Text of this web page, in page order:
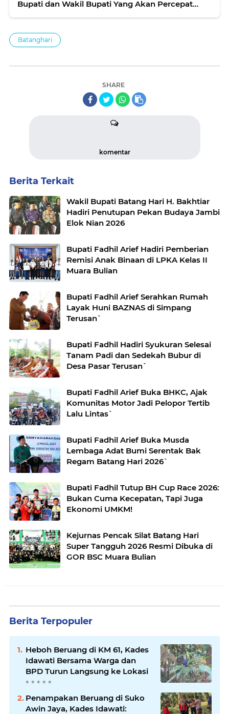
Bupati dan Wakil Bupati Yang Akan Percepat
Batanghari
SHARE
komentar
Berita Terkait
Wakil Bupati Batang Hari H. Bakhtiar
Hadiri Penutupan Pekan Budaya Jambi
Elok Nian 2026
Bupati Fadhil Arief Hadiri Pemberian
Remisi Anak Binaan di LPKA Kelas II
Muara Bulian
Bupati Fadhil Arief Serahkan Rumah
Layak Huni BAZNAS di Simpang
Terusan`
Bupati Fadhil Hadiri Syukuran Selesai
Tanam Padi dan Sedekah Bubur di
Desa Pasar Terusan`
Bupati Fadhil Arief Buka BHKC, Ajak
Komunitas Motor Jadi Pelopor Tertib
Lalu Lintas`
Bupati Fadhil Arief Buka Musda
Lembaga Adat Bumi Serentak Bak
Regam Batang Hari 2026`
Bupati Fadhil Tutup BH Cup Race 2026:
Bukan Cuma Kecepatan, Tapi Juga
Ekonomi UMKM!
Kejurnas Pencak Silat Batang Hari
Super Tangguh 2026 Resmi Dibuka di
GOR BSC Muara Bulian
Berita Terpopuler
Heboh Beruang di KM 61, Kades
Idawati Bersama Warga dan
BPD Turun Langsung ke Lokasi
Penampakan Beruang di Suko
Awin Jaya, Kades Idawati: